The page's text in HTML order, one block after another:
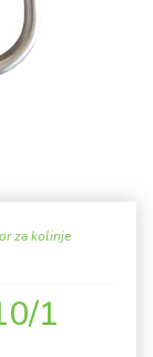
za kolinje
1